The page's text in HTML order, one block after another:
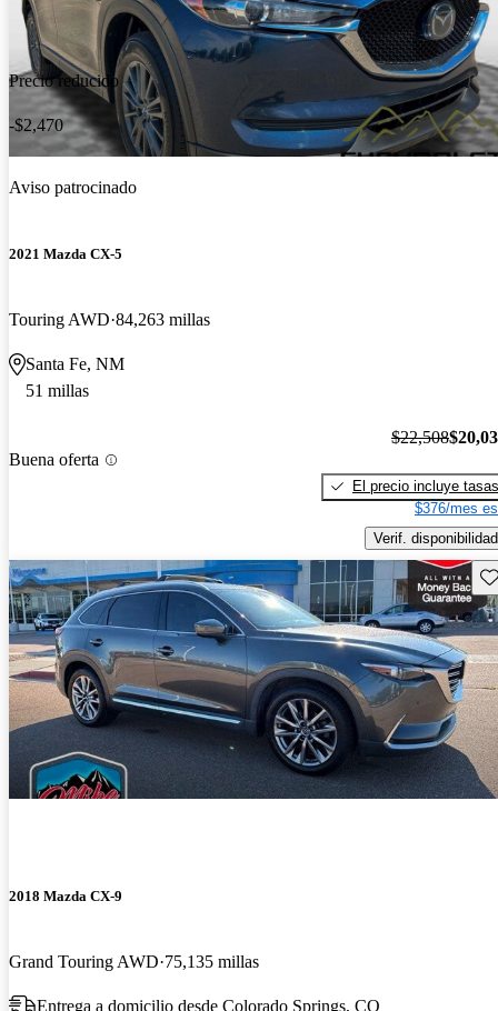
Precio reducido
-$2,470
Aviso patrocinado
2021 Mazda CX-5
Touring AWD 84,263 millas
Santa Fe, NM
51 millas
Buena oferta
$22,508
El precio incluye tasas
$376/mes
Verif. disponibilidad
2018 Mazda CX-9
Grand Touring AWD 75,135 millas
Entrega a domicilio desde Colorado Springs, CO